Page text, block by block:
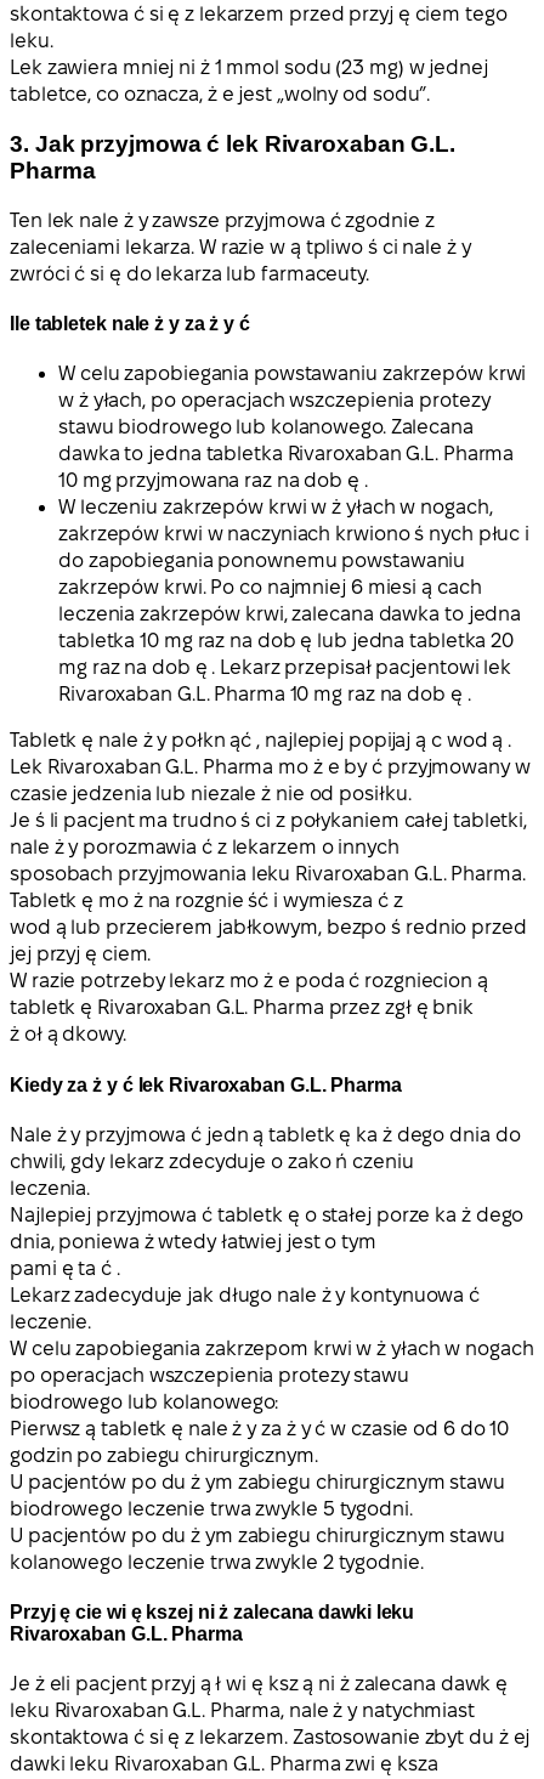
skontaktowa ć si ę z lekarzem przed przyj ę ciem tego
leku.
Lek zawiera mniej ni ż 1 mmol sodu (23 mg) w jednej
tabletce, co oznacza, ż e jest „wolny od sodu”.
3. Jak przyjmowa ć lek Rivaroxaban G.L.
Pharma
Ten lek nale ż y zawsze przyjmowa ć zgodnie z
zaleceniami lekarza. W razie w ą tpliwo ś ci nale ż y
zwróci ć si ę do lekarza lub farmaceuty.
Ile tabletek nale ż y za ż y ć
W celu zapobiegania powstawaniu zakrzepów krwi
w ż yłach, po operacjach wszczepienia protezy
stawu biodrowego lub kolanowego. Zalecana
dawka to jedna tabletka Rivaroxaban G.L. Pharma
10 mg przyjmowana raz na dob ę .
W leczeniu zakrzepów krwi w ż yłach w nogach,
zakrzepów krwi w naczyniach krwiono ś nych płuc i
do zapobiegania ponownemu powstawaniu
zakrzepów krwi. Po co najmniej 6 miesi ą cach
leczenia zakrzepów krwi, zalecana dawka to jedna
tabletka 10 mg raz na dob ę lub jedna tabletka 20
mg raz na dob ę . Lekarz przepisał pacjentowi lek
Rivaroxaban G.L. Pharma 10 mg raz na dob ę .
Tabletk ę nale ż y połkn ąć , najlepiej popijaj ą c wod ą .
Lek Rivaroxaban G.L. Pharma mo ż e by ć przyjmowany w
czasie jedzenia lub niezale ż nie od posiłku.
Je ś li pacjent ma trudno ś ci z połykaniem całej tabletki,
nale ż y porozmawia ć z lekarzem o innych
sposobach przyjmowania leku Rivaroxaban G.L. Pharma.
Tabletk ę mo ż na rozgnie ść i wymiesza ć z
wod ą lub przecierem jabłkowym, bezpo ś rednio przed
jej przyj ę ciem.
W razie potrzeby lekarz mo ż e poda ć rozgniecion ą
tabletk ę Rivaroxaban G.L. Pharma przez zgł ę bnik
ż oł ą dkowy.
Kiedy za ż y ć lek Rivaroxaban G.L. Pharma
Nale ż y przyjmowa ć jedn ą tabletk ę ka ż dego dnia do
chwili, gdy lekarz zdecyduje o zako ń czeniu
leczenia.
Najlepiej przyjmowa ć tabletk ę o stałej porze ka ż dego
dnia, poniewa ż wtedy łatwiej jest o tym
pami ę ta ć .
Lekarz zadecyduje jak długo nale ż y kontynuowa ć
leczenie.
W celu zapobiegania zakrzepom krwi w ż yłach w nogach
po operacjach wszczepienia protezy stawu
biodrowego lub kolanowego:
Pierwsz ą tabletk ę nale ż y za ż y ć w czasie od 6 do 10
godzin po zabiegu chirurgicznym.
U pacjentów po du ż ym zabiegu chirurgicznym stawu
biodrowego leczenie trwa zwykle 5 tygodni.
U pacjentów po du ż ym zabiegu chirurgicznym stawu
kolanowego leczenie trwa zwykle 2 tygodnie.
Przyj ę cie wi ę kszej ni ż zalecana dawki leku
Rivaroxaban G.L. Pharma
Je ż eli pacjent przyj ą ł wi ę ksz ą ni ż zalecana dawk ę
leku Rivaroxaban G.L. Pharma, nale ż y natychmiast
skontaktowa ć si ę z lekarzem. Zastosowanie zbyt du ż ej
dawki leku Rivaroxaban G.L. Pharma zwi ę ksza